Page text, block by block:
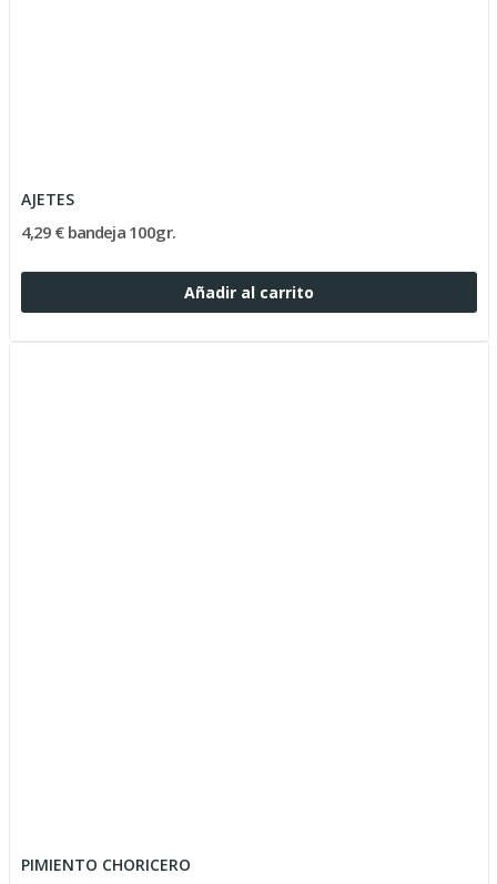
AJETES
4,29 € bandeja 100gr.
Añadir al carrito
PIMIENTO CHORICERO